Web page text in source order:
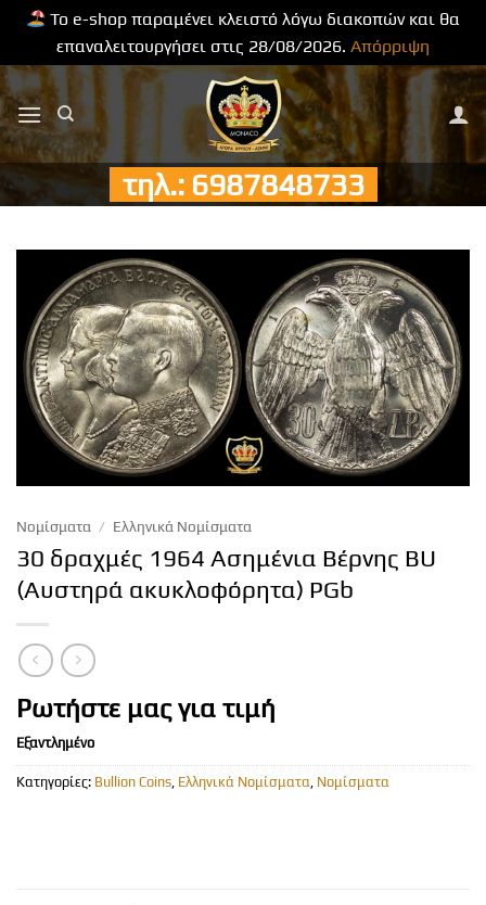
Το e-shop παραμένει κλειστό λόγω διακοπών και θα
επαναλειτουργήσει στις 28/08/2026. Απόρριψη
Μετάβαση
στο
περιεχόμενο
τηλ.: 6987848733
Νομίσματα / Ελληνικά Νομίσματα
30 δραχμές 1964 Ασημένια Βέρνης BU
(Αυστηρά ακυκλοφόρητα) PGb
Ρωτήστε μας για τιμή
Εξαντλημένο
Κατηγορίες: Bullion Coins, Ελληνικά Νομίσματα, Νομίσματα